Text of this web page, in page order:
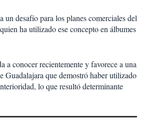
un desafío para los planes comerciales del
ha utilizado ese concepto en álbumes
a conocer recientemente y favorece a una
Guadalajara que demostró haber utilizado
lo que resultó determinante